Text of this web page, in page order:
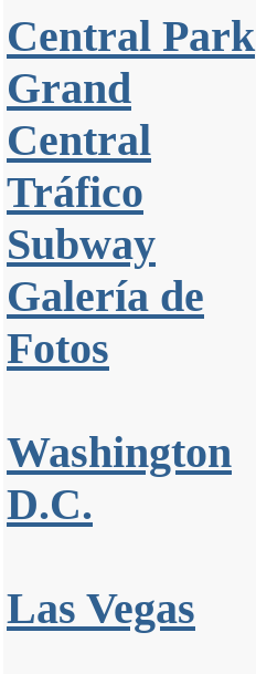
Central Park
Grand
Central
Tráfico
Subway
Galería de
Fotos
Washington
D.C.
Las Vegas